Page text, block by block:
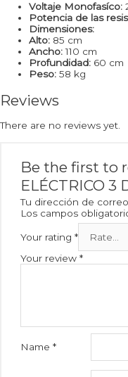
Voltaje Monofasíco:
Potencia de las
Dimensiones:
Alto: 85 cm
Ancho:110 cm
Profundidad: 60 cm
Peso: 58 kg
Reviews
There are no reviews yet.
Be the first to
ELÉCTRICO 3
Tu dirección de
Los campos
Your rating*
Your review*
Name*